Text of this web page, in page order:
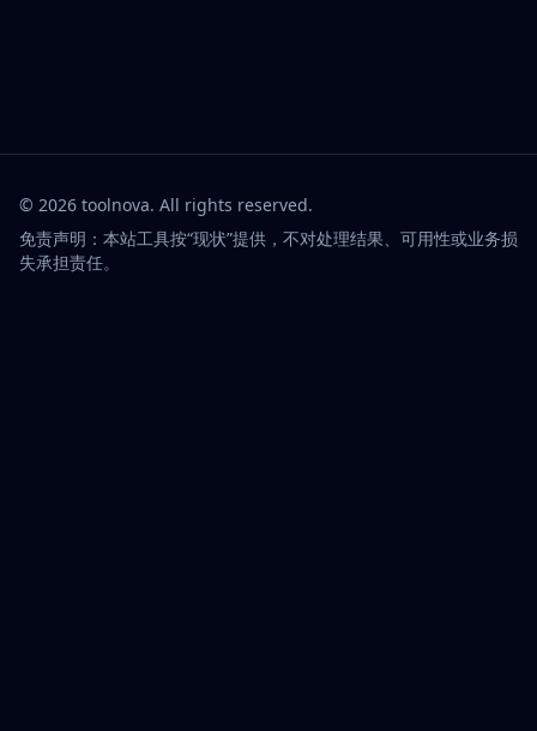
© 2026 toolnova. All rights reserved.
免责声明：本站工具按“现状”提供，不对处理结果、可用性或业务损
失承担责任。